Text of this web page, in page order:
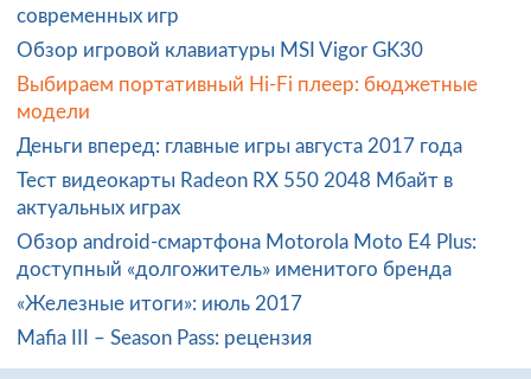
современных игр
Обзор игровой клавиатуры MSI Vigor GK30
Выбираем портативный Hi-Fi плеер: бюджетные
модели
Деньги вперед: главные игры августа 2017 года
Тест видеокарты Radeon RX 550 2048 Mбайт в
актуальных играх
Обзор android-смартфона Motorola Moto E4 Plus:
доступный «долгожитель» именитого бренда
«Железные итоги»: июль 2017
Mafia III – Season Pass: рецензия